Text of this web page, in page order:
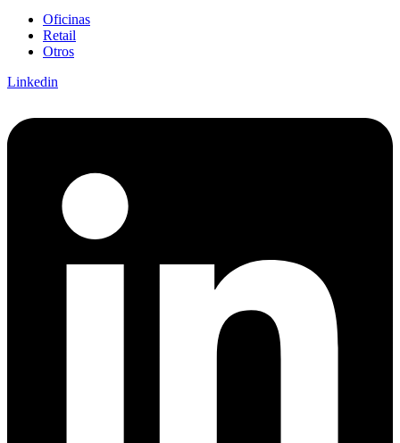
Oficinas
Retail
Otros
Linkedin